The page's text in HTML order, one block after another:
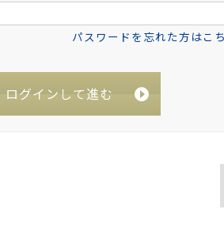
パスワードを忘れた方はこ
ログインして進む